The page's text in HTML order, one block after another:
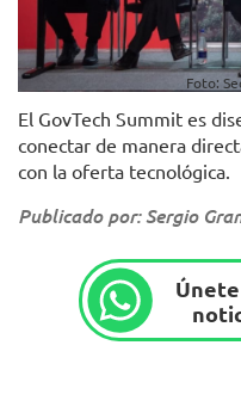
Foto:
El GovTech Summit es
conectar de manera
con la oferta tecnológica.
Publicado por: Sergio